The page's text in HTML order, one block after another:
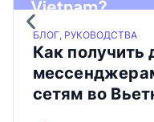
БЛОГ, РУКОВОДСТВА
Как получить
сетям во